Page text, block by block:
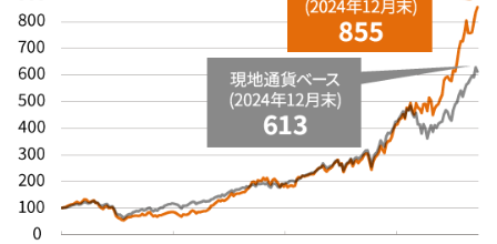
日本版スチュワードシップ・コードへの対応
ESGへの取り組み
国内株式議決権行使の方針と判断基準
サステナビリティレポート等